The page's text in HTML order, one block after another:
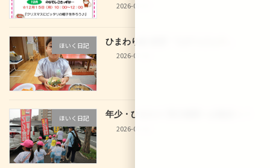
2026-07-27
ほいく日記 ひまわり組 食育「七夕うどん
2026-07-10
ほいく日記 年少・ひまわり 西大路駅へお散歩
2026-07-10